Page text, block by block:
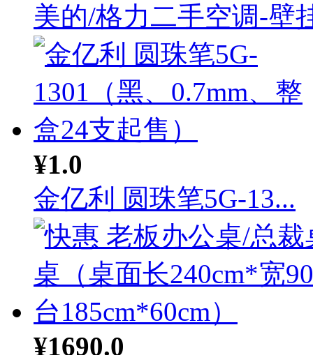
美的/格力二手空调-壁
¥1.0
金亿利 圆珠笔5G-13...
¥1690.0